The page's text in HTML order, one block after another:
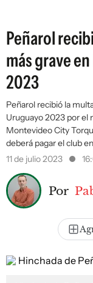
Peñarol
más grave
2023
Peñarol recibió la
Uruguayo 2023 por el
Montevideo City
deberá pagar el club
11 de julio 2023
Por